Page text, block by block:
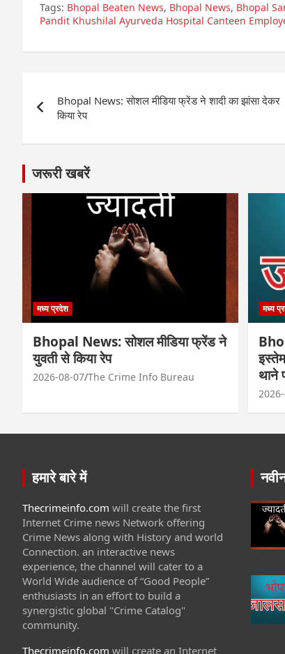
Tags: Bhopal Beaten News, Bhopal News, Bhopal
Pandit Khushilal Ayurveda Hospital Canteen
navigation
Bhopal News: सोशल मीडिया फ्रेंड ने शादी का झांसा देकर
किया रेप
जरूरी खबरें
मध्य प्रदेश
Bhopal News: सोशल मीडिया फ्रेंड ने
युवती से किया रेप
2026-08-07 The Crime Info Bureau
मध्य
थाने
हमारे बारे में
Thecrimeinfo.com will create the first
Internet Crime news Network offering
Crime News along with History and world
Connection. an interactive news
experience, the channel will cater to a
World Wide audience of “Good People”
enthusiasts in an effort to build a
synergistic global "Crime Catalog"
community.
Thecrimeinfo.com will create an Internet